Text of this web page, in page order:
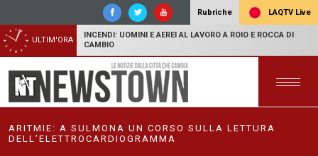
Rubriche LAQTV Live
ULTIM'ORA
INCENDI: UOMINI E AEREI AL LAVORO A ROIO E ROCCA DI
CAMBIO
ARITMIE: A SULMONA UN CORSO SULLA LETTURA
DELL’ELETTROCARDIOGRAMMA